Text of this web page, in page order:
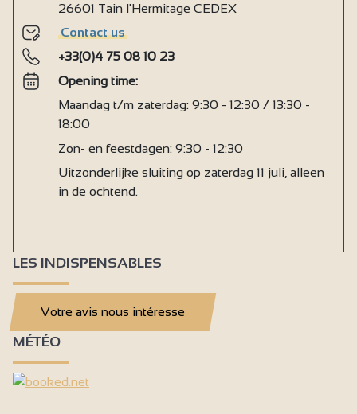
26601 Tain l'Hermitage CEDEX
Contact us
+33(0)4 75 08 10 23
Opening time:
Maandag t/m zaterdag: 9:30 - 12:30 / 13:30 -
18:00
Zon- en feestdagen: 9:30 - 12:30
Uitzonderlijke sluiting op zaterdag 11 juli, alleen
in de ochtend.
LES INDISPENSABLES
Votre avis nous intéresse
MÉTÉO